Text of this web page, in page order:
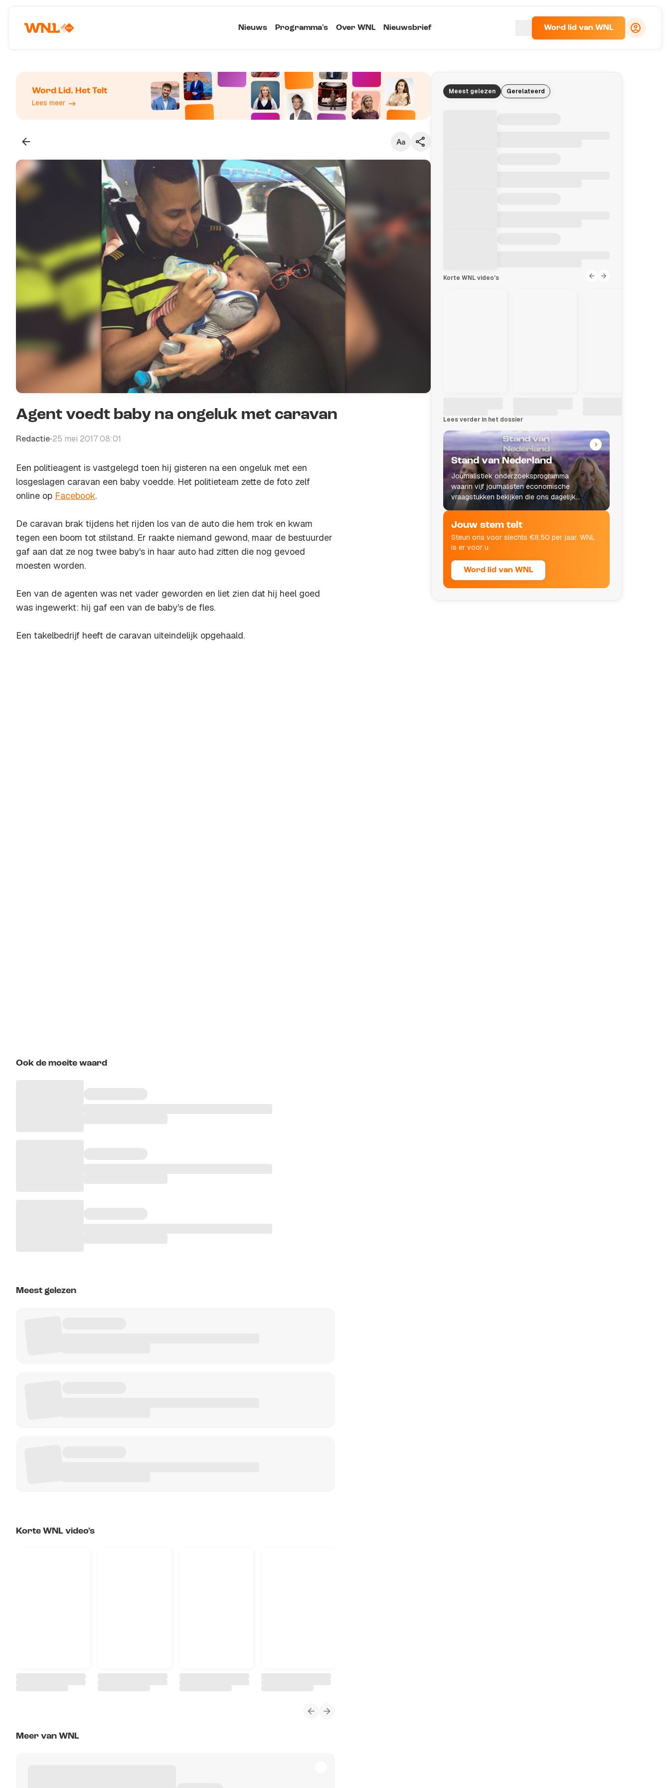
Nieuws Programma's Over WNL Nieuwsbrief Word lid van WNL
Word Lid. Het Telt
Lees meer
Groot
Agent voedt baby na ongeluk met caravan
Redactie•25 mei 2017 08:01
Een politieagent is vastgelegd toen hij gisteren na een ongeluk met een
losgeslagen caravan een baby voedde. Het politieteam zette de foto zelf
online op Facebook.
De caravan brak tijdens het rijden los van de auto die hem trok en kwam
tegen een boom tot stilstand. Er raakte niemand gewond, maar de bestuurder
gaf aan dat ze nog twee baby's in haar auto had zitten die nog gevoed
moesten worden.
Een van de agenten was net vader geworden en liet zien dat hij heel goed
was ingewerkt: hij gaf een van de baby's de fles.
Een takelbedrijf heeft de caravan uiteindelijk opgehaald.
Ook de moeite waard
Meest gelezen
Korte WNL video's
Meer van WNL
Meest gelezen Gerelateerd
Korte WNL video's
Lees verder in het dossier
Stand van Nederland
Journalistiek onderzoeksprogramma
waarin vijf journalisten economische
vraagstukken bekijken die ons dagelijks
leven raken.
Jouw stem telt
Steun ons voor slechts €8,50 per jaar. WNL
is er voor u.
Word lid van WNL